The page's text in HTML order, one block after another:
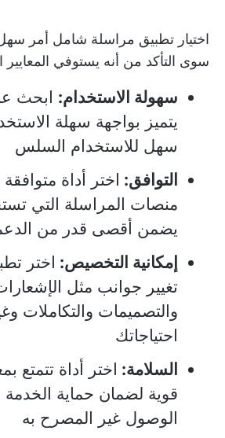
اختيار تطبيق مراسلة شامل أمر
سوى التأكد من أنه يستوفي المعايير
سهولة الاستخدام: ابحث
يتميز بواجهة سهلة
سهل للاستخدام السلس
التوافق: اختر أداة
منصات المراسلة التي
يضمن أقصى قدر من
إمكانية التخصيص: اختر
تغيير جوانب مثل
والتصميمات والتكاملات
احتياجاتك
السلامة: اختر أداة تتمتع
قوية لضمان حماية الخدمة
الوصول غير المصرح به